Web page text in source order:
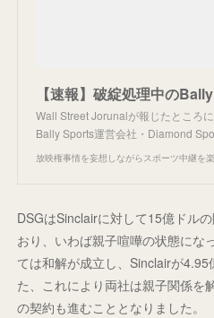
Wall Street Jorunalが報じたところ
Bally Sports運営会社・Diamond
放映権事情を妄想しながらスポーツ中継を
DSGはSinclairに対して15億ドル
おり、いわば親子喧嘩の状態にな
ては和解が成立し、Sinclairが4.95
た、これにより両社は親子関係を
の契約も進むこととなりました。